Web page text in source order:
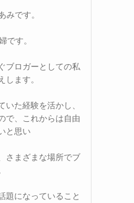
みです。
です。
ブロガーとしての私
します。
いた経験を活かし、
で、これからは自由
と思い
さまざまな場所でブ
題になっていること